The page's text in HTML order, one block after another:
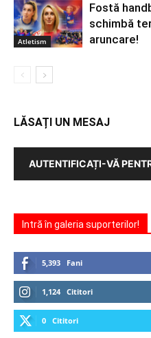
Atletism
Fostă
schimbă
aruncare!
LĂSAȚI UN MESAJ
AUTENTIFICAȚI-VĂ
Intră în galeria suporterilor!
5,393 Fani
1,124 Cititori
0 Cititori